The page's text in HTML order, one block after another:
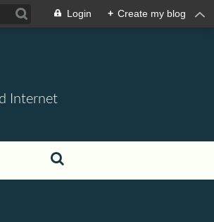
Login + Create my blog
Internet